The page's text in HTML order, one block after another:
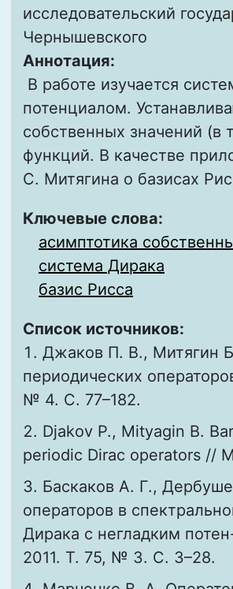
исследовательский
Чернышевского
Аннотация:
В работе изучается
потенциалом.
собственных значений (в
функций. В качестве
С. Митягина о базисах
Ключевые слова:
асимптотика
система Дирака
базис Рисса
Список источников:
Джаков П. В., Митягин
периодических
№ 4. С. 77–182.
Djakov P., Mityagin B.
periodic Dirac operators //
Баскаков А. Г.,
операторов в
Дирака с негладким
2011. Т. 75, № 3. С. 3–28.